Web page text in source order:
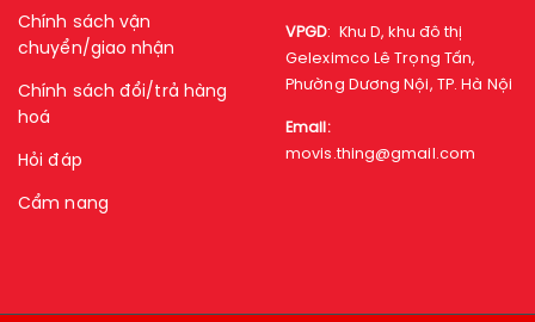
Chính sách vận
chuyển/giao nhận
Chính sách đổi/trả hàng
hoá
Hỏi đáp
Cẩm nang
VPGD:
Khu D, khu đô thị
Geleximco Lê Trọng Tấn,
Phường Dương Nội, TP. Hà Nội
Email:
movis.thing@gmail.com